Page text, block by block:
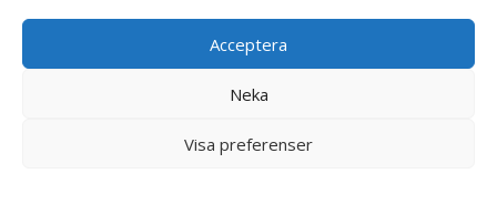
Acceptera
Neka
Visa preferenser
Relaterade produkter